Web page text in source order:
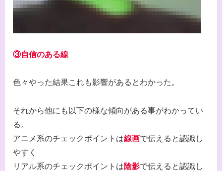
③自信のある線
色々やった結果これも影響があるとわかった。
それから他にも以下の様な傾向がある事がわかってい
る。
アニメ系のチェックポイントは線画で伝えると認識し
やすく
リアル系のチェックポイントは陰影で伝えると認識し